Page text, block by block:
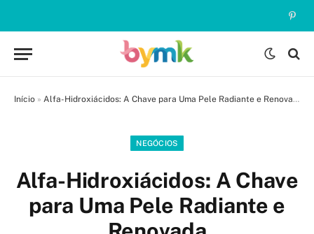
Início » Alfa-Hidroxiácidos: A Chave para Uma Pele Radiante e Renovada
NEGÓCIOS
Alfa-Hidroxiácidos: A Chave
para Uma Pele Radiante e